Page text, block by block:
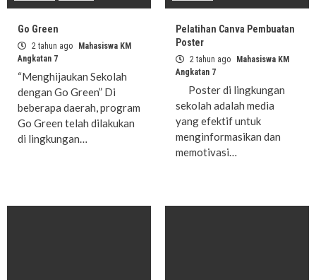
Go Green
2 tahun ago
Mahasiswa KM
Angkatan 7
“Menghijaukan Sekolah
dengan Go Green” Di
beberapa daerah, program
Go Green telah dilakukan
di lingkungan…
Pelatihan Canva Pembuatan
Poster
2 tahun ago
Mahasiswa KM
Angkatan 7
Poster di lingkungan
sekolah adalah media
yang efektif untuk
menginformasikan dan
memotivasi…